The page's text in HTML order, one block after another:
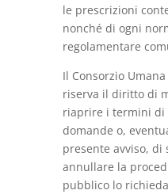
le prescrizioni
nonché di ogni
regolamentare
Il Consorzio
riserva il diritto di
riaprire i termini di
domande o,
presente avviso, di
annullare la
pubblico lo